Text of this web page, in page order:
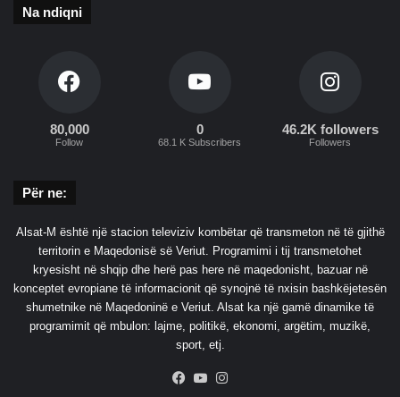
Na ndiqni
80,000
Follow
0
68.1 K Subscribers
46.2K followers
Followers
Për ne:
Alsat-M është një stacion televiziv kombëtar që transmeton në të gjithë
territorin e Maqedonisë së Veriut. Programimi i tij transmetohet
kryesisht në shqip dhe herë pas here në maqedonisht, bazuar në
konceptet evropiane të informacionit që synojnë të nxisin bashkëjetesën
shumetnike në Maqedoninë e Veriut. Alsat ka një gamë dinamike të
programimit që mbulon: lajme, politikë, ekonomi, argëtim, muzikë,
sport, etj.
Facebook
YouTube